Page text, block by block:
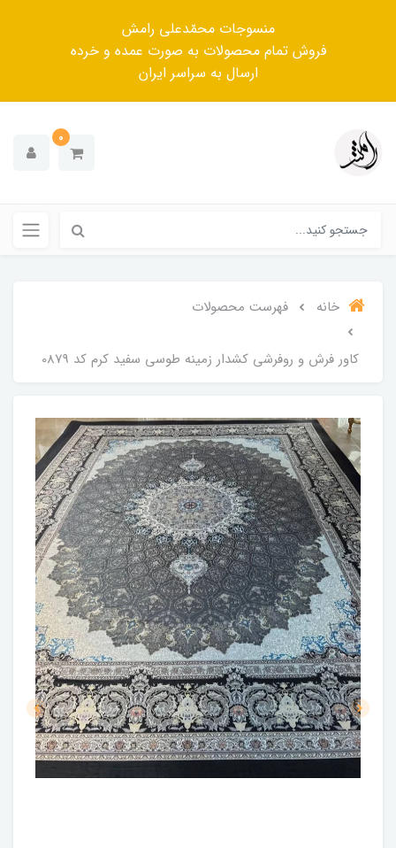
منسوجات محمّدعلی رامش
فروش تمام محصولات به صورت عمده و خرده
ارسال به سراسر ایران
0
خانه فهرست محصولات
کاور فرش و روفرشی کشدار زمینه طوسی سفید کرم کد 0879